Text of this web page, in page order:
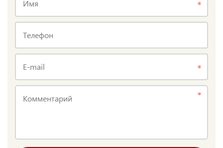
Имя
Телефон
E-mail
Комментарий